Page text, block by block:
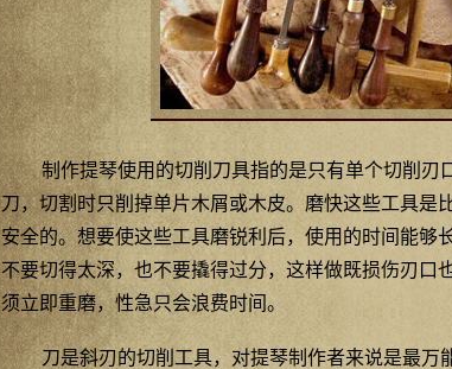
制作提琴使用的切削刀具指的是只有单个切削刃
刀，切割时只削掉单片木屑或木皮。磨快这些工具是
安全的。想要使这些工具磨锐利后，使用的时间能够
不要切得太深，也不要撬得过分，这样做既损伤刃口
须立即重磨，性急只会浪费时间。
刀是斜刃的切削工具，对提琴制作者来说是最万